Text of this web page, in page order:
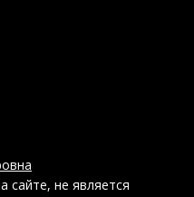
сайте, не является